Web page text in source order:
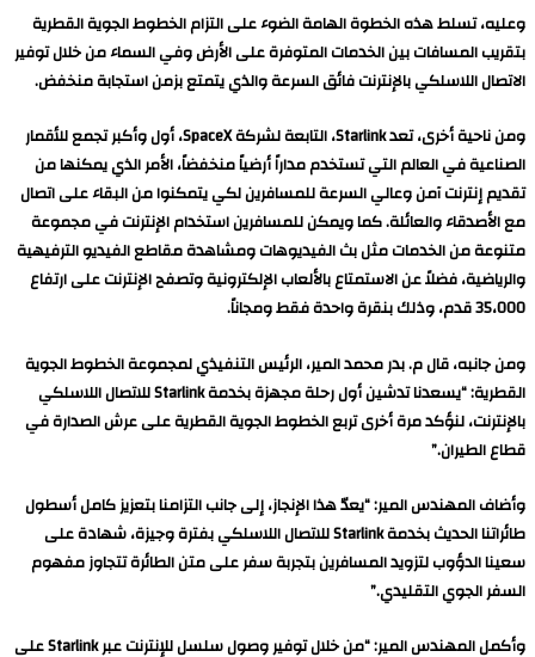
وعليه، تسلط هذه الخطوة الهامة الضوء على التزام الخطوط الجوية القطرية
بتقريب المسافات بين الخدمات المتوفرة على الأرض وفي السماء من خلال توفير
الاتصال اللاسلكي بالإنترنت فائق السرعة والذي يتمتع بزمن استجابة منخفض.
ومن ناحية أخرى، تعد Starlink، التابعة لشركة SpaceX، أول وأكبر تجمع للأقمار
الصناعية في العالم التي تستخدم مداراً أرضياً منخفضاً، الأمر الذي يمكنها من
تقديم إنترنت آمن وعالي السرعة للمسافرين لكي يتمكنوا من البقاء على اتصال
مع الأصدقاء والعائلة. كما ويمكن للمسافرين استخدام الإنترنت في مجموعة
متنوعة من الخدمات مثل بث الفيديوهات ومشاهدة مقاطع الفيديو الترفيهية
والرياضية، فضلاً عن الاستمتاع بالألعاب الإلكترونية وتصفح الإنترنت على ارتفاع
35،000 قدم، وذلك بنقرة واحدة فقط ومجاناً.
ومن جانبه، قال م. بدر محمد المير، الرئيس التنفيذي لمجموعة الخطوط الجوية
القطرية: “يسعدنا تدشين أول رحلة مجهزة بخدمة Starlink للاتصال اللاسلكي
بالإنترنت، لنؤكد مرة أخرى تربع الخطوط الجوية القطرية على عرش الصدارة في
قطاع الطيران.”
وأضاف المهندس المير: “يعدّ هذا الإنجاز، إلى جانب التزامنا بتعزيز كامل أسطول
طائراتنا الحديث بخدمة Starlink للاتصال اللاسلكي بفترة وجيزة، شهادة على
سعينا الدؤوب لتزويد المسافرين بتجربة سفر على متن الطائرة تتجاوز مفهوم
السفر الجوي التقليدي.”
وأكمل المهندس المير: “من خلال توفير وصول سلسل للإنترنت عبر Starlink على